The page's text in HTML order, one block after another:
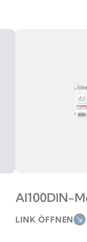
AI100DIN-
LINK ÖFFNEN south_east